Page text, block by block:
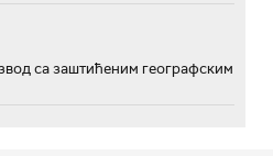
са заштићеним географским